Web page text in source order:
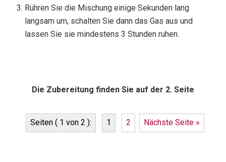
Rühren Sie die Mischung einige Sekunden lang
langsam um, schalten Sie dann das Gas aus und
lassen Sie sie mindestens 3 Stunden ruhen.
Die Zubereitung finden Sie auf der 2. Seite
Seiten ( 1 von 2 ): 1 2 Nächste Seite »